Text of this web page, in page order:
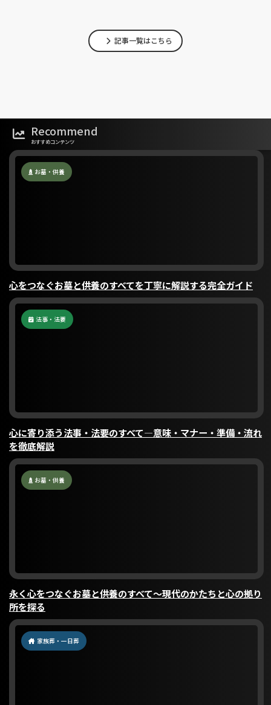
記事一覧はこちら
Recommend
おすすめコンテンツ
お墓・供養
心をつなぐお墓と供養のすべてを丁寧に解説する完全ガイド
法事・法要
心に寄り添う法事・法要のすべて―意味・マナー・準備・流れ
を徹底解説
お墓・供養
永く心をつなぐお墓と供養のすべて〜現代のかたちと心の拠り
所を探る
家族葬・一日葬